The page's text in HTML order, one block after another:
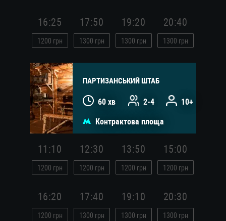
16:25
1200 грн
17:50
1300 грн
19:20
1300 грн
20:40
1300 грн
ПАРТИЗАНСЬКИЙ ШТАБ
60 хв 2-4 10+
Контрактова площа
11:10
1200 грн
12:30
1200 грн
13:50
1200 грн
15:00
1200 грн
16:20
1200 грн
17:40
1300 грн
19:10
1300 грн
20:30
1300 грн